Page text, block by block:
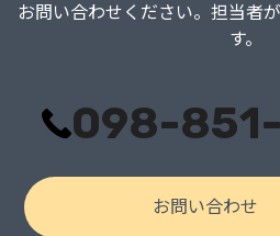
お問い合わせください。担当者
す。
098-
お問い合わせ